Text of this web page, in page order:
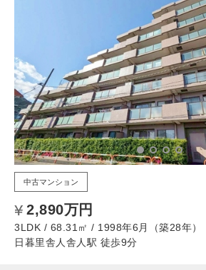
中古マンション
2,890万円
3LDK / 68.31㎡ / 1998年6月（築28年）
日暮里舎人舎人駅 徒歩9分